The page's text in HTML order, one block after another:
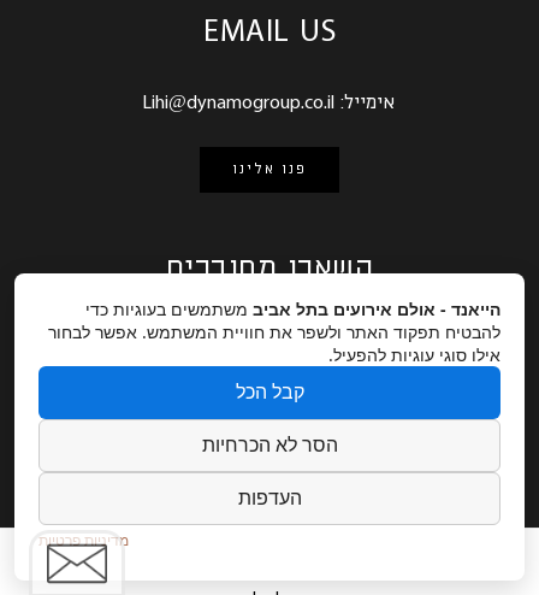
EMAIL US
אימייל: Lihi@dynamogroup.co.il
פנו אלינו
השארו מחוברים
עקבו אחרינו ברשתות החברתיות
מגזין
הייאנד - אולם אירועים בתל אביב משתמשים בעוגיות כדי
להבטיח תפקוד האתר ולשפר את חוויית המשתמש. אפשר לבחור
אילו סוגי עוגיות להפעיל.
קבל הכל
הסר לא הכרחיות
העדפות
מדיניות פרטיות